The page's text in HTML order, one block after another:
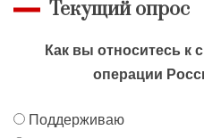
Текущий опрос
Как вы относитесь к
операции
Поддерживаю